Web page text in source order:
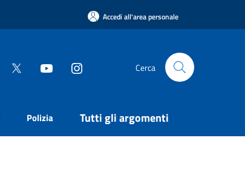
Accedi all'area personale
Cerca
Polizia Tutti gli argomenti